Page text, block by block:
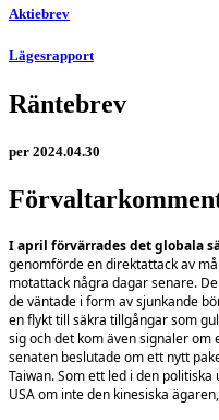
Aktiebrev
Lägesrapport
Räntebrev
per 2024.04.30
I april förvärrades det globala
genomförde en direktattack av
motattack några dagar senare.
de väntade i form av sjunkande
en flykt till säkra tillgångar som
sig och det kom även signaler om
senaten beslutade om ett nytt
Taiwan. Som ett led i den
USA om inte den kinesiska